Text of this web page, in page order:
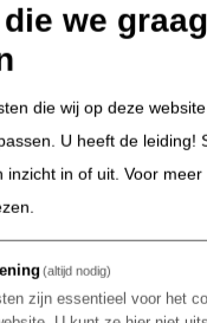
Manakin (dag
Manakin
Manakin (dag
we
die wij op deze
U heeft de leiding!
inzicht in of uit. Voor
(altijd nodig)
zijn essentieel voor het